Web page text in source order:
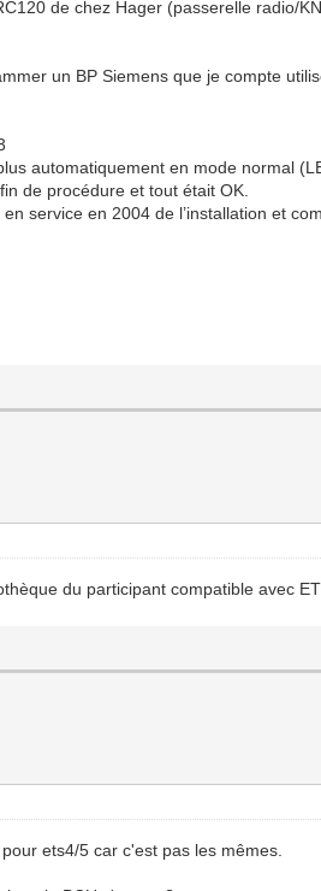
de chez Hager (passerelle radio/
un BP Siemens que je compte
automatiquement en mode normal
de procédure et tout était OK.
service en 2004 de l’installation et
du participant compatible avec
ets4/5 car c'est pas les mêmes.